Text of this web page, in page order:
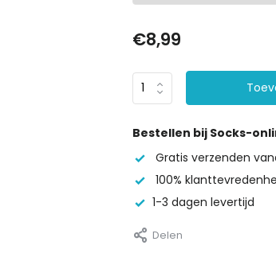
€8,99
Bestellen bij Socks-
Gratis verzenden
100%
1-3 dagen levertijd
Delen